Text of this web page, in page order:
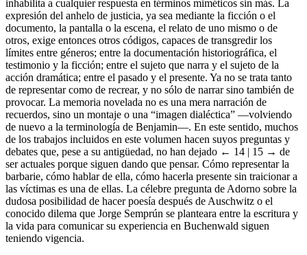
inhabilita a cualquier respuesta en términos miméticos sin más. La
expresión del anhelo de justicia, ya sea mediante la ficción o el
documento, la pantalla o la escena, el relato de uno mismo o de
otros, exige entonces otros códigos, capaces de transgredir los
límites entre géneros; entre la documentación historiográfica, el
testimonio y la ficción; entre el sujeto que narra y el sujeto de la
acción dramática; entre el pasado y el presente. Ya no se trata tanto
de representar como de recrear, y no sólo de narrar sino también de
provocar. La memoria novelada no es una mera narración de
recuerdos, sino un montaje o una “imagen dialéctica” —volviendo
de nuevo a la terminología de Benjamin—. En este sentido, muchos
de los trabajos incluidos en este volumen hacen suyos preguntas y
debates que, pese a su antigüedad, no han dejado ← 14 | 15 → de
ser actuales porque siguen dando que pensar. Cómo representar la
barbarie, cómo hablar de ella, cómo hacerla presente sin traicionar a
las víctimas es una de ellas. La célebre pregunta de Adorno sobre la
dudosa posibilidad de hacer poesía después de Auschwitz o el
conocido dilema que Jorge Semprún se planteara entre la escritura y
la vida para comunicar su experiencia en Buchenwald siguen
teniendo vigencia.